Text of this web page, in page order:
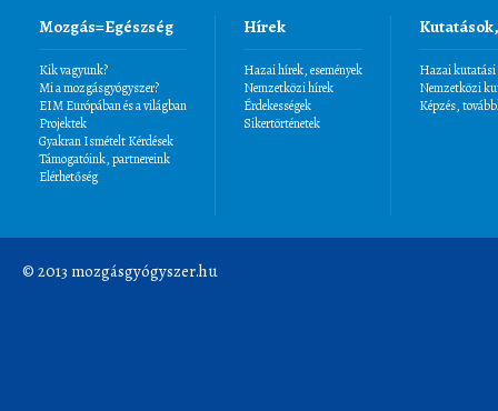
Mozgás=Egészség
Kik vagyunk?
Mi a mozgásgyógyszer?
EIM Európában és a világban
Projektek
Gyakran Ismételt Kérdések
Támogatóink, partnereink
Elérhetőség
Hírek
Hazai hírek, események
Nemzetközi hírek
Érdekességek
Sikertörténetek
Hazai kutatási
Nemzetközi
Képzés,
© 2013 mozgásgyógyszer.hu